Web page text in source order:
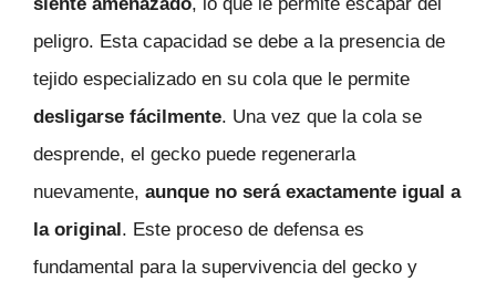
peligro. Esta capacidad se debe a la presencia de
tejido especializado en su cola que le permite
desligarse fácilmente. Una vez que la cola se
desprende, el gecko puede regenerarla
nuevamente, aunque no será exactamente igual a
la original. Este proceso de defensa es
fundamental para la supervivencia del gecko y